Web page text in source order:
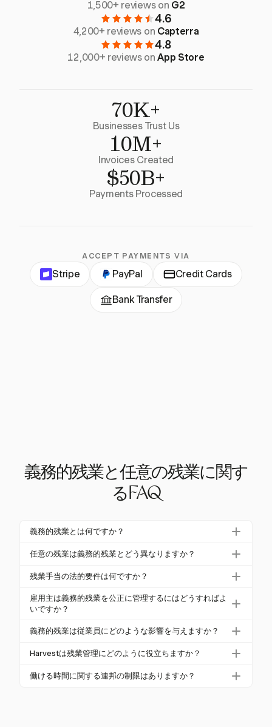
1,500+ reviews on G2
4.6
4,200+ reviews on Capterra
4.8
12,000+ reviews onApp Store
70K+
Businesses Trust Us
10M+
Invoices Created
$50B+
Payments Processed
ACCEPT PAYMENTS VIA
Stripe PayPal Credit Cards
Bank Transfer
義務的残業と任意の残業に関す
るFAQ
義務的残業とは何ですか？
義務的残業とは、雇用主が従業員に通常のスケ
ことです。FLSAに基づき、非免除従業員は、週に40
倍の残業手当を受け取る必要があります。
任意の残業は義務的残業とどう異なりますか？
任意の残業は、従業員が追加の時間を働くことを選
を提供します。義務的残業は雇用主によって要求さ
れるのに対し、任意の残業は従業員の裁量に委ねら
れます。
残業手当の法的要件は何ですか？
FLSAは、非免除従業員が週に40時間を超えて働いた
時間に対して残業手当を受け取ることを義務付けて
なければなりません。州法は追加の保護を提供する
場合があります。
雇用主は義務的残業を公正に管理するにはどうすればよ
いですか？
雇用主は、明確なポリシーを実施し、残業シフトを
義務的残業を公正に管理できます。Harvestのような
のに役立ちます。
義務的残業は従業員にどのような影響を与えますか？
義務的残業は、適切に管理されない場合、燃え尽
あります。公正な分配と透明なコミュニケーション
Harvestは残業管理にどのように役立ちますか？
Harvestは、詳細な時間追跡を可能にすることで、任
働ける時間に関する連邦の制限はありますか？